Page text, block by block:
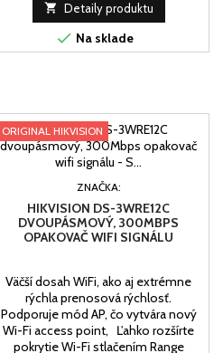
 Detaily produktu
 Na sklade
ORIGINAL HIKVISION
ZNAČKA:
HIKVISION DS-3WRE12C
DVOUPÁSMOVÝ, 300MBPS
OPAKOVAČ WIFI SIGNÁLU
Väčší dosah WiFi, ako aj extrémne
rýchla prenosová rýchlosť.
Podporuje mód AP, čo vytvára nový
Wi-Fi access point, Ľahko rozšírte
pokrytie Wi-Fi stlačením Range